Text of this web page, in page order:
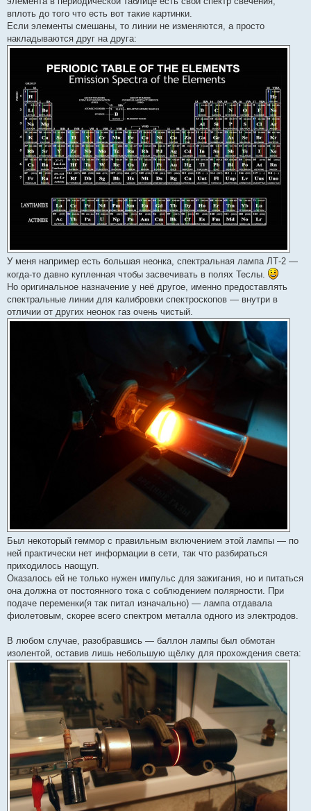
вплоть до того что есть вот такие картинки.
Если элементы смешаны, то линии не изменяются, а просто
накладываются друг на друга:
У меня например есть большая неонка, спектральная лампа ЛТ-2 —
когда-то давно купленная чтобы засвечивать в полях Теслы.
Но оригинальное назначение у неё другое, именно предоставлять
спектральные линии для калибровки спектроскопов — внутри в
отличии от других неонок газ очень чистый.
Был некоторый геммор с правильным включением этой лампы — по
ней практически нет информации в сети, так что разбираться
приходилось наощуп.
Оказалось ей не только нужен импульс для зажигания, но и питаться
она должна от постоянного тока с соблюдением полярности. При
подаче переменки(я так питал изначально) — лампа отдавала
фиолетовым, скорее всего спектром металла одного из электродов.
В любом случае, разобравшись — баллон лампы был обмотан
изолентой, оставив лишь небольшую щёлку для прохождения света: